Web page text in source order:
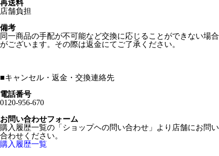
再送料
店舗負担
備考
同一商品の手配が不可能など交換に応じることができない場合
がございます。その際は返金にてご了承ください。
■キャンセル・返金・交換連絡先
電話番号
0120-956-670
お問い合わせフォーム
購入履歴一覧の「ショップヘの問い合わせ」より店舗にお問い
合わせください。
購入履歴一覧